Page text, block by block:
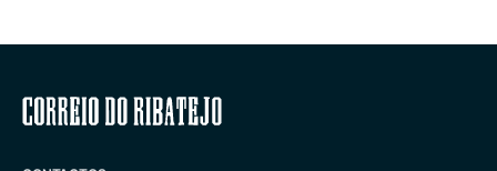
Correio do Ribatejo